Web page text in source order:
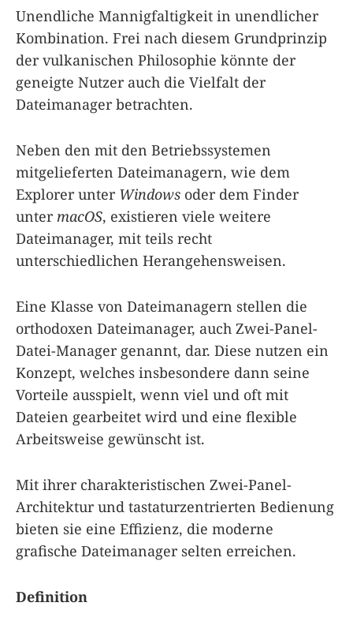
Unendliche Mannigfaltigkeit in unendlicher
Kombination. Frei nach diesem Grundprinzip
der vulkanischen Philosophie könnte der
geneigte Nutzer auch die Vielfalt der
Dateimanager betrachten.
Neben den mit den Betriebssystemen
mitgelieferten Dateimanagern, wie dem
Explorer unter Windows oder dem Finder
unter macOS, existieren viele weitere
Dateimanager, mit teils recht
unterschiedlichen Herangehensweisen.
Eine Klasse von Dateimanagern stellen die
orthodoxen Dateimanager, auch Zwei-Panel-
Datei-Manager genannt, dar. Diese nutzen ein
Konzept, welches insbesondere dann seine
Vorteile ausspielt, wenn viel und oft mit
Dateien gearbeitet wird und eine flexible
Arbeitsweise gewünscht ist.
Mit ihrer charakteristischen Zwei-Panel-
Architektur und tastaturzentrierten Bedienung
bieten sie eine Effizienz, die moderne
grafische Dateimanager selten erreichen.
Definition